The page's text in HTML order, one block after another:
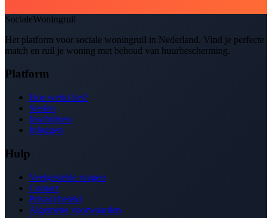
SocialeWoningruil
Het platform voor sociale woningruil in Nederland. Vind je perfecte
match en ruil je woning met behoud van huurbescherming.
Platform
Hoe werkt het?
Steden
Inschrijven
Inloggen
Hulp
Veelgestelde vragen
Contact
Privacybeleid
Algemene voorwaarden